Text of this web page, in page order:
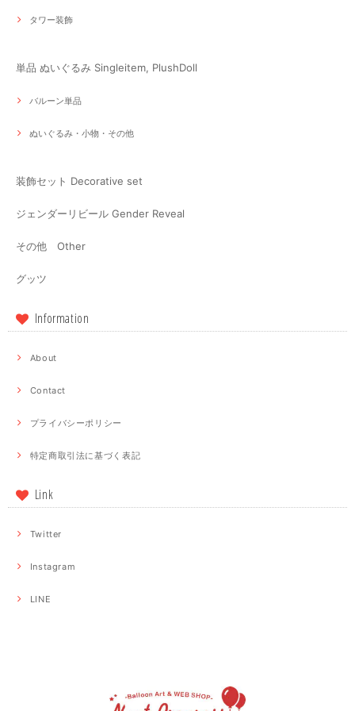
タワー装飾
単品 ぬいぐるみ Singleitem, PlushDoll
バルーン単品
ぬいぐるみ・小物・その他
装飾セット Decorative set
ジェンダーリビール Gender Reveal
その他 Other
グッツ
Information
About
Contact
プライバシーポリシー
特定商取引法に基づく表記
Link
Twitter
Instagram
LINE